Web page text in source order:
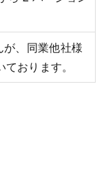
、同業他社様
おります。